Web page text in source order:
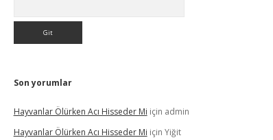
Son yorumlar
Hayvanlar Ölürken Acı Hisseder Mi için admin
Hayvanlar Ölürken Acı Hisseder Mi için Yiğit